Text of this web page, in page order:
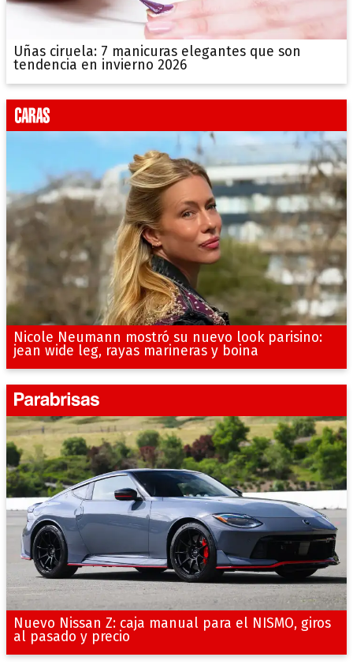
Uñas ciruela: 7 manicuras elegantes que son
tendencia en invierno 2026
Nicole Neumann mostró su nuevo look parisino:
jean wide leg, rayas marineras y boina
Nuevo Nissan Z: caja manual para el NISMO, giros
al pasado y precio